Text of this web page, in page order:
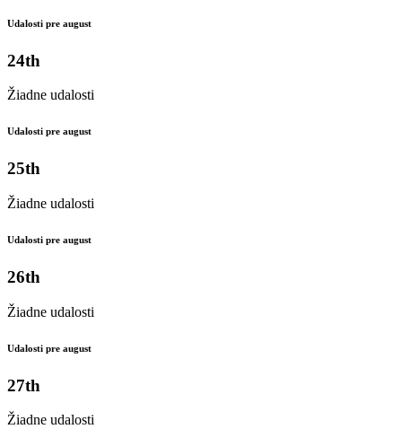
Udalosti pre august
24th
Žiadne udalosti
Udalosti pre august
25th
Žiadne udalosti
Udalosti pre august
26th
Žiadne udalosti
Udalosti pre august
27th
Žiadne udalosti